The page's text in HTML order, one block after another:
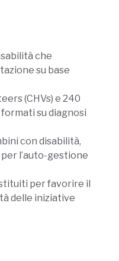
che
su base
(CHVs) e 240
su diagnosi
con disabilità,
l’auto-gestione
per favorire il
delle iniziative